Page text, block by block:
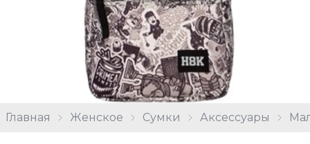
Главная Женское Сумки Аксессуары